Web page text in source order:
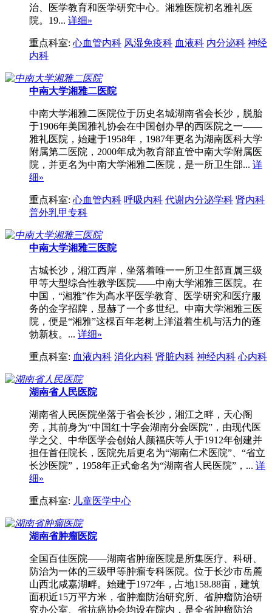
治、医学教育和医学研究中心。湘雅医院初名雅礼医
院。19... 详细»
重点科室: 心血管内科 风湿免疫科 血液科 内分泌科 神经
内科
中南大学湘雅二医院
中南大学湘雅二医院位于历史名城湖南省会长沙，脱胎
于1906年美国雅礼协会在中国创办早的西医院之一——
雅礼医院，始建于1958年，1987年更名为湖南医科大学
附属第二医院，2000年成为教育部直管中南大学附属医
院，并更名为中南大学湘雅二医院，是一所卫生部... 详
细»
重点科室: 心血管内科 呼吸内科 代谢内分泌学科 肾内科
普外乳甲专科
中南大学湘雅三医院
古城长沙，湘江西岸，坐落着唯一一所卫生部直属三级
甲等大型综合性教学医院——中南大学湘雅三医院。在
中国，“湘雅”作为高水平医学教育、医学研究和医疗服
务的金字招牌，显赫了一个多世纪。中南大学湘雅三医
院，便是“湘雅”这棵百年老树上洋溢着生机与活力的蓬
勃新枝。... 详细»
重点科室: 血液内科 消化内科 肾脏内科 神经内科 心内科
湖南省人民医院
湖南省人民医院坐落于省会长沙，湘江之畔，天心阁
旁，其前身为“中国红十字会湖南分会医院”，由现代医
学之父、中华医学会创始人颜福庆等人于1912年创建并
担任首任院长，医院先后更名为“湖南仁术医院”、“省立
长沙医院”，1958年正式命名为“湖南省人民医院”，... 详
细»
重点科室: 儿童医学中心
湖南省肿瘤医院
全国百佳医院——湖南省肿瘤医院是所集医疗、科研、
防治为一体的三级甲等肿瘤专科医院。位于长沙市岳麓
山西北咸嘉湖畔。始建于1972年，占地158.88亩，建筑
面积近15万平方米，省肿瘤防治研究所、省肿瘤防治研
究办公室、省抗癌协会均设在院内，是全省肿瘤防治